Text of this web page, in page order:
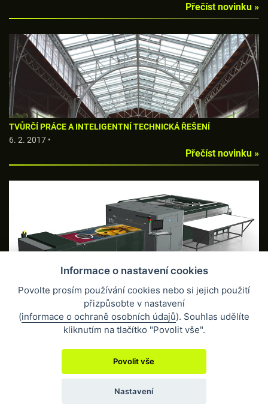
Přečíst novinku »
TVŮRČÍ PRÁCE A INTELIGENTNÍ TECHNICKÁ ŘEŠENÍ
6. 2. 2017 •
Přečíst novinku »
KTERÝ FLATBED STROJ JE NEJLEPŠÍ?
6. 2. 2017 •
Informace o nastavení cookies
Povolte prosím používání cookies nebo si jejich použití
přizpůsobte v nastavení
(informace o ochraně osobních údajů). Souhlas udělíte
kliknutím na tlačítko "Povolit vše".
Povolit vše
Nastavení